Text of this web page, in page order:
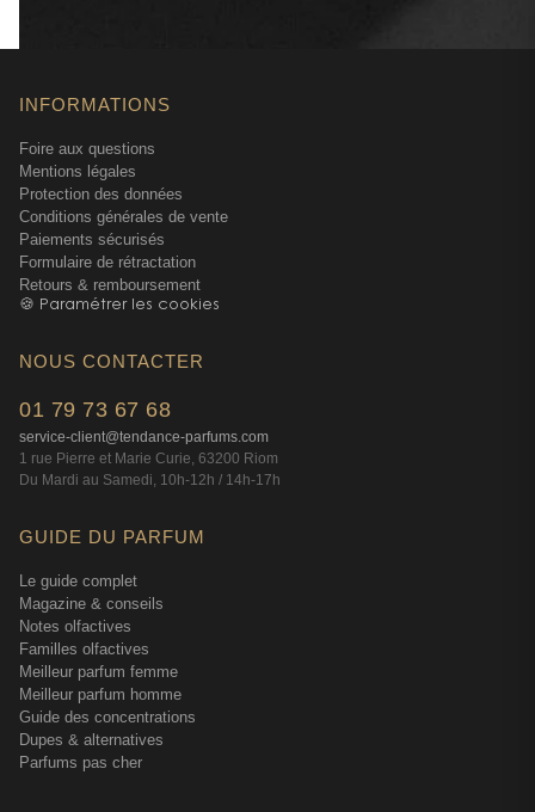
INFORMATIONS
Foire aux questions
Mentions légales
Protection des données
Conditions générales de vente
Paiements sécurisés
Formulaire de rétractation
Retours & remboursement
🍪 Paramétrer les cookies
NOUS CONTACTER
01 79 73 67 68
service-client@tendance-parfums.com
1 rue Pierre et Marie Curie, 63200 Riom
Du Mardi au Samedi, 10h-12h / 14h-17h
GUIDE DU PARFUM
Le guide complet
Magazine & conseils
Notes olfactives
Familles olfactives
Meilleur parfum femme
Meilleur parfum homme
Guide des concentrations
Dupes & alternatives
Parfums pas cher